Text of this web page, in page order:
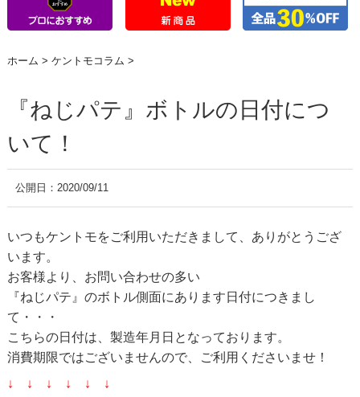
ホーム > ケントモコラム >
『ねじパテ』ボトルの日付につ
いて！
公開日： 2020/09/11
いつもケントモをご利用いただきまして、ありがとうござ
います。
お客様より、お問い合わせの多い
『ねじパテ』のボトル側面にあります日付につきまし
て・・・
こちらの日付は、製造年月日となっております。
消費期限ではございませんので、ご利用くださいませ！
↓ ↓ ↓ ↓ ↓ ↓